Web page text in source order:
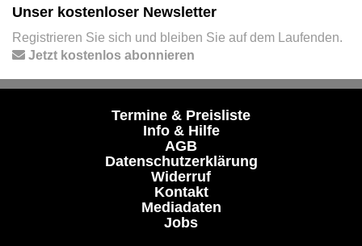
Unser kostenloser Newsletter
Registrieren Sie sich und bleiben Sie auf dem Laufenden.
Jetzt kostenlos abonnieren
Termine & Preisliste
Info & Hilfe
AGB
Datenschutzerklärung
Widerruf
Kontakt
Mediadaten
Jobs